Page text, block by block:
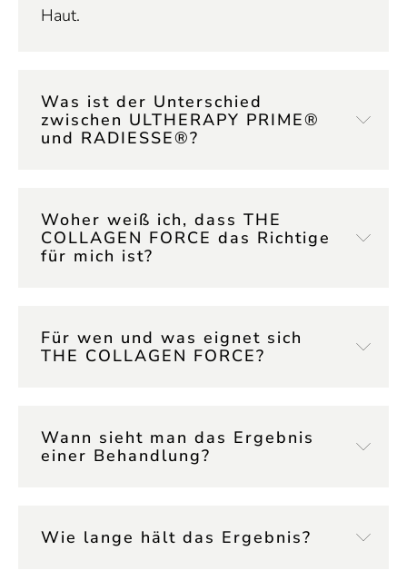
Haut.
Was ist der Unterschied
zwischen ULTHERAPY PRIME®
und RADIESSE®?
Woher weiß ich, dass THE
COLLAGEN FORCE das Richtige
für mich ist?
Für wen und was eignet sich
THE COLLAGEN FORCE?
Wann sieht man das Ergebnis
einer Behandlung?
Wie lange hält das Ergebnis?